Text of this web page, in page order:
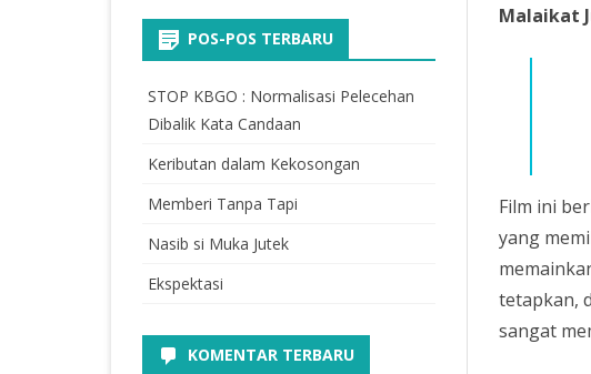
Malaikat
Film ini
yang
tetapkan,
sangat
POS-POS TERBARU
STOP KBGO : Normalisasi Pelecehan
Dibalik Kata Candaan
Keributan dalam Kekosongan
Memberi Tanpa Tapi
Nasib si Muka Jutek
Ekspektasi
KOMENTAR TERBARU